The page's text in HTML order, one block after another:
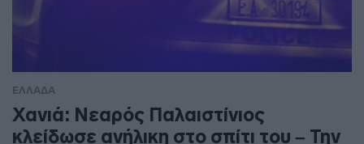
ΕΛΛΑΔΑ
Χανιά: Νεαρός Παλαιστίνιος
κλείδωσε ανήλικη στο σπίτι του – Την